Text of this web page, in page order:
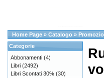
Home Page » Catalogo »
Categorie
Abbonamenti (4)
Libri (2492)
Libri Scontati 30% (30)